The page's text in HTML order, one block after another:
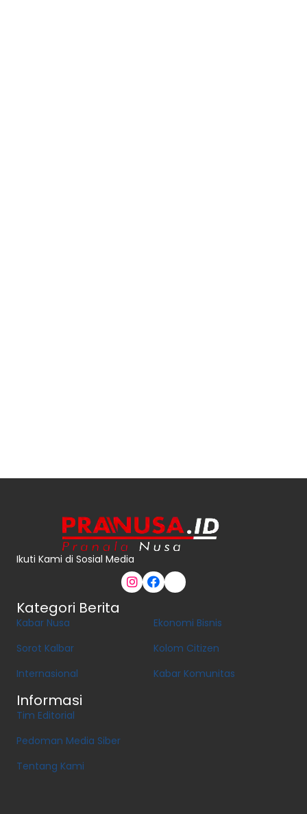
Ikuti Kami di Sosial Media
Kategori Berita
Kabar Nusa
Sorot Kalbar
Internasional
Ekonomi Bisnis
Kolom Citizen
Kabar Komunitas
Informasi
Tim Editorial
Pedoman Media Siber
Tentang Kami